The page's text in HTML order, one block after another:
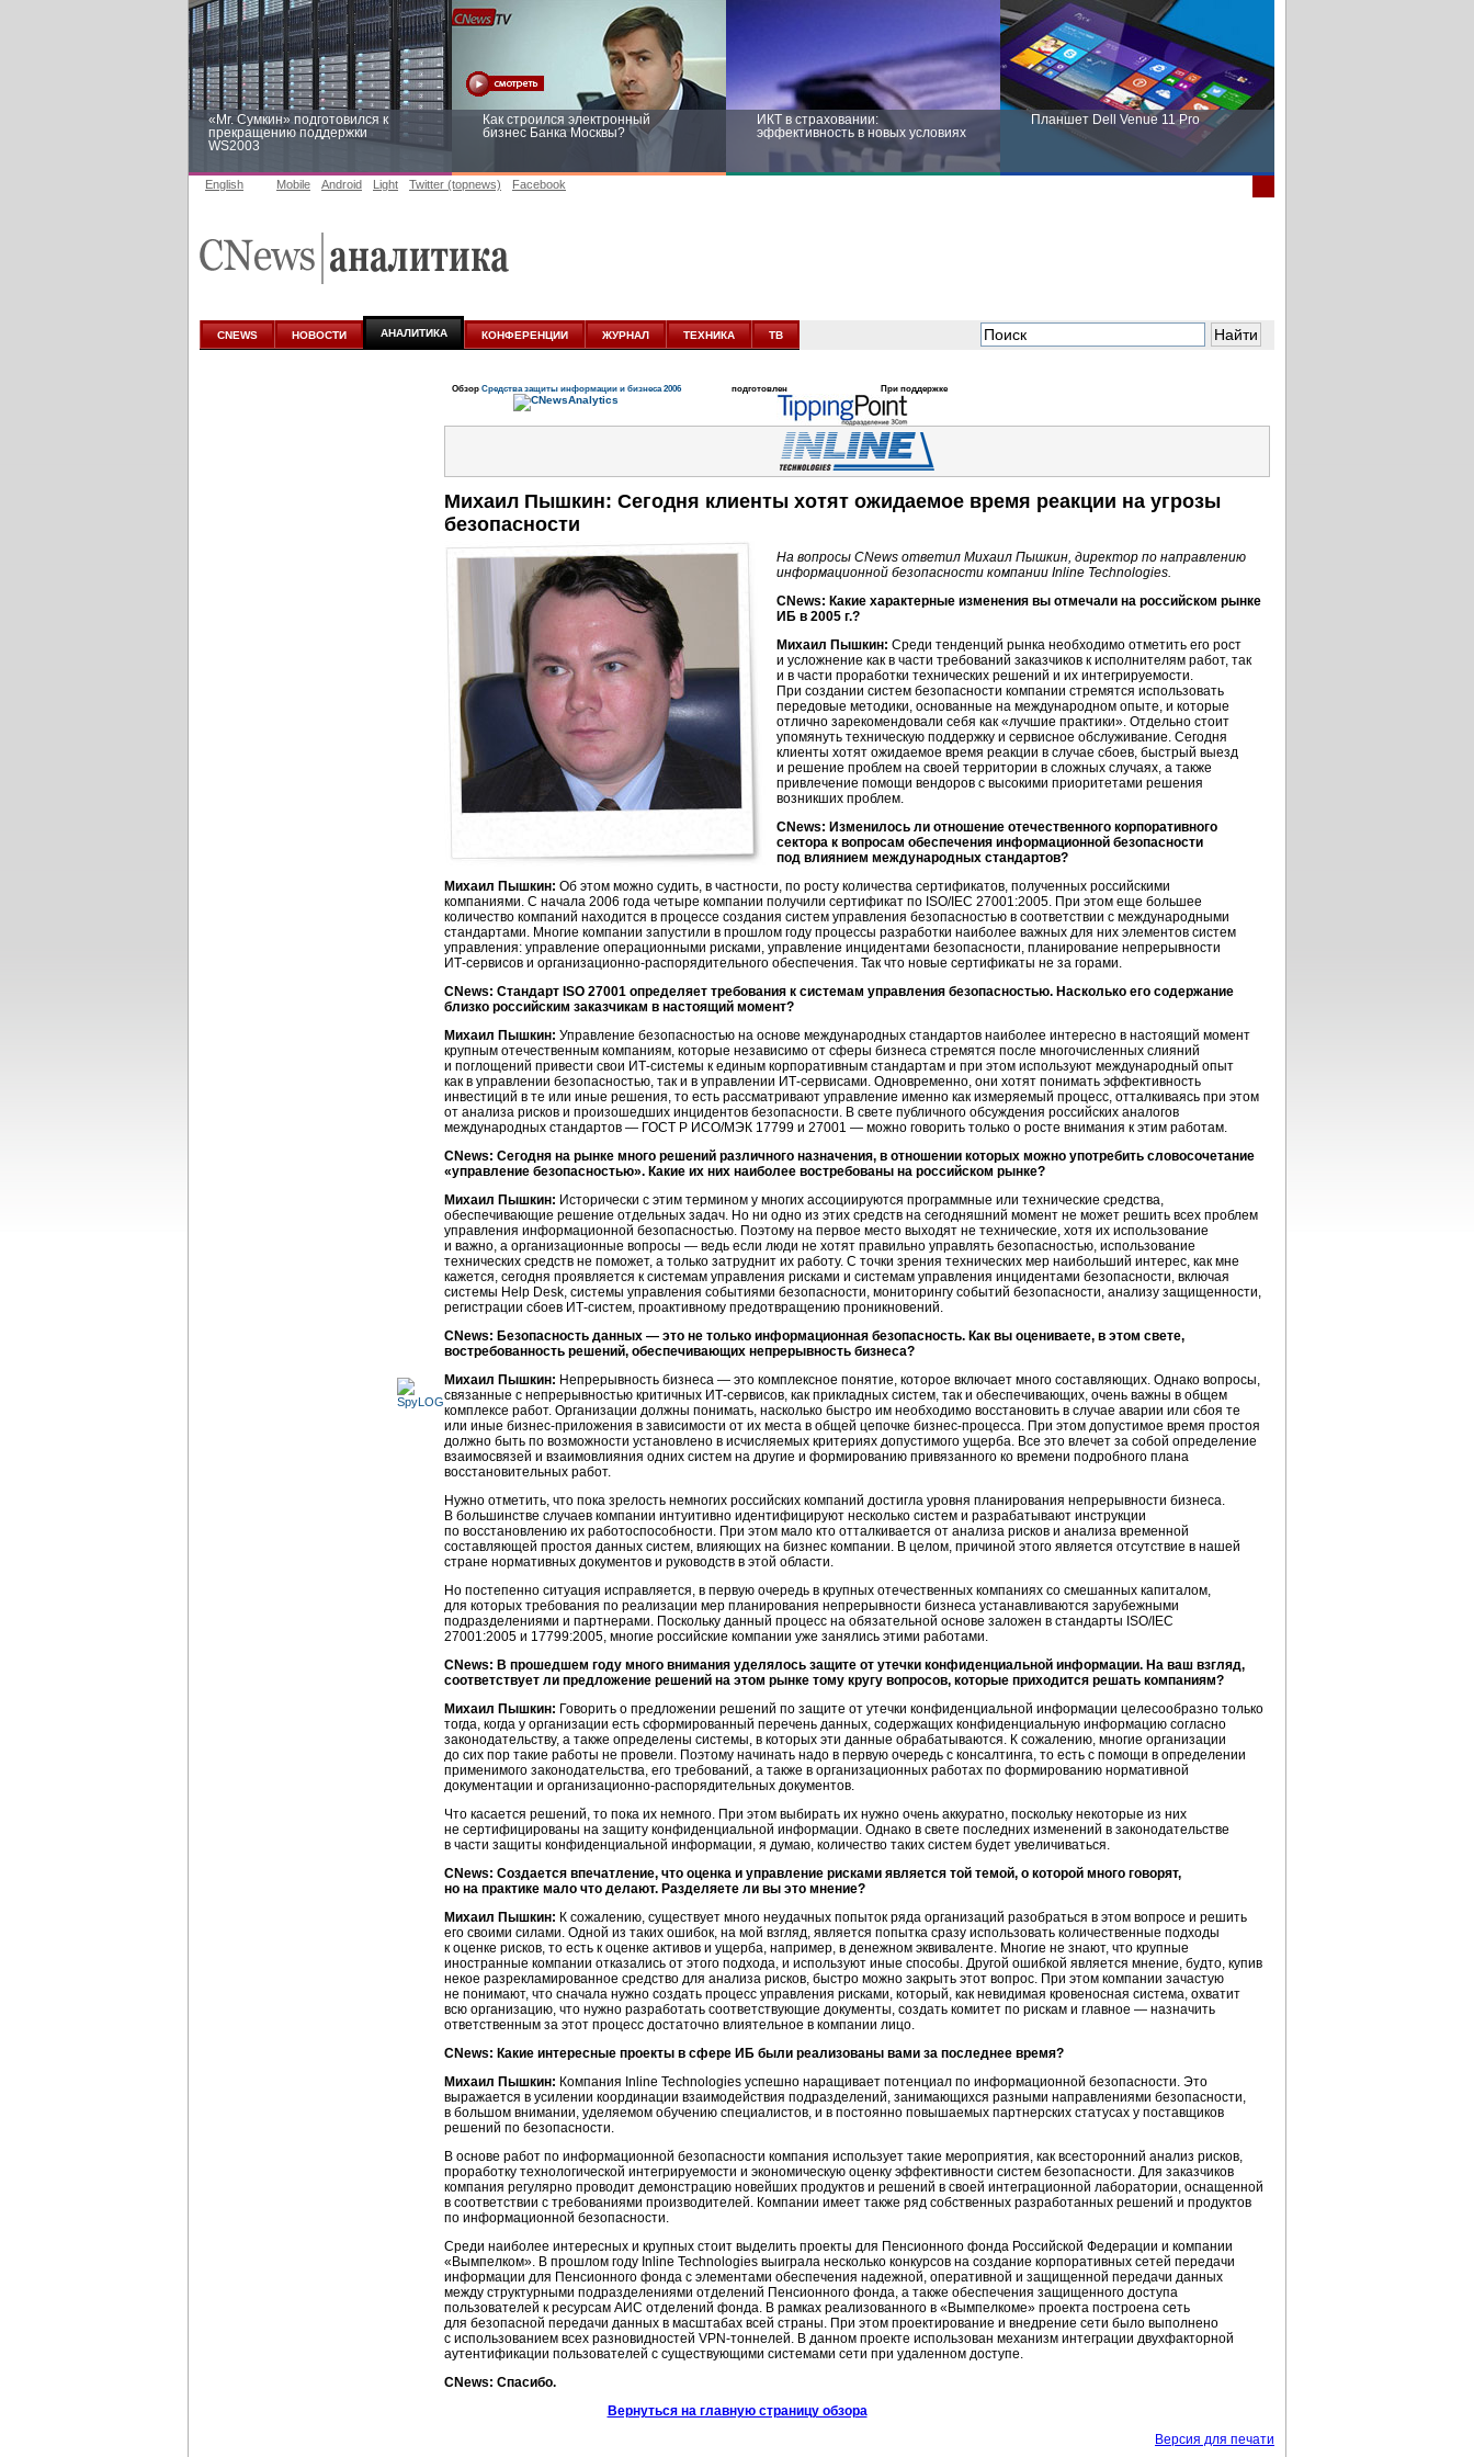
«Mr. Сумкин» подготовился к
прекращению поддержки
WS2003
Как строился электронный
бизнес Банка Москвы?
ИКТ в страховании:
эффективность в новых условиях
Планшет Dell Venue 11 Pro
аналитике
новых условиях
English Mobile Android Light Twitter (topnews) Facebook
CNEWS НОВОСТИ АНАЛИТИКА КОНФЕРЕНЦИИ ЖУРНАЛ ТЕХНИКА ТВ
Обзор Средства защиты информации и бизнеса 2006 подготовлен При поддержке
Михаил Пышкин: Сегодня клиенты хотят ожидаемое время реакции на угрозы
безопасности
На вопросы CNews ответил Михаил Пышкин, директор по направлению
информационной безопасности компании Inline Technologies.
CNews: Какие характерные изменения вы отмечали на российском рынке
ИБ в 2005 г.?
Михаил Пышкин: Среди тенденций рынка необходимо отметить его рост
и усложнение как в части требований заказчиков к исполнителям работ, так
и в части проработки технических решений и их интегрируемости.
При создании систем безопасности компании стремятся использовать
передовые методики, основанные на международном опыте, и которые
отлично зарекомендовали себя как «лучшие практики». Отдельно стоит
упомянуть техническую поддержку и сервисное обслуживание. Сегодня
клиенты хотят ожидаемое время реакции в случае сбоев, быстрый выезд
и решение проблем на своей территории в сложных случаях, а также
привлечение помощи вендоров с высокими приоритетами решения
возникших проблем.
CNews: Изменилось ли отношение отечественного корпоративного
сектора к вопросам обеспечения информационной безопасности
под влиянием международных стандартов?
Михаил Пышкин: Об этом можно судить, в частности, по росту количества сертификатов, полученных российскими
компаниями. С начала 2006 года четыре компании получили сертификат по ISO/IEC 27001:2005. При этом еще большее
количество компаний находится в процессе создания систем управления безопасностью в соответствии с международными
стандартами. Многие компании запустили в прошлом году процессы разработки наиболее важных для них элементов систем
управления: управление операционными рисками, управление инцидентами безопасности, планирование непрерывности
ИТ-сервисов и организационно-распорядительного обеспечения. Так что новые сертификаты не за горами.
CNews: Стандарт ISO 27001 определяет требования к системам управления безопасностью. Насколько его содержание
близко российским заказчикам в настоящий момент?
Михаил Пышкин: Управление безопасностью на основе международных стандартов наиболее интересно в настоящий момент
крупным отечественным компаниям, которые независимо от сферы бизнеса стремятся после многочисленных слияний
и поглощений привести свои ИТ-сиcтемы к единым корпоративным стандартам и при этом используют международный опыт
как в управлении безопасностью, так и в управлении ИТ-сервисами. Одновременно, они хотят понимать эффективность
инвестиций в те или иные решения, то есть рассматривают управление именно как измеряемый процесс, отталкиваясь при этом
от анализа рисков и произошедших инцидентов безопасности. В свете публичного обсуждения российских аналогов
международных стандартов — ГОСТ Р ИСО/МЭК 17799 и 27001 — можно говорить только о росте внимания к этим работам.
CNews: Сегодня на рынке много решений различного назначения, в отношении которых можно употребить словосочетание
«управление безопасностью». Какие их них наиболее востребованы на российском рынке?
Михаил Пышкин: Исторически с этим термином у многих ассоциируются программные или технические средства,
обеспечивающие решение отдельных задач. Но ни одно из этих средств на сегодняшний момент не может решить всех проблем
управления информационной безопасностью. Поэтому на первое место выходят не технические, хотя их использование
и важно, а организационные вопросы — ведь если люди не хотят правильно управлять безопасностью, использование
технических средств не поможет, а только затруднит их работу. С точки зрения технических мер наибольший интерес, как мне
кажется, сегодня проявляется к системам управления рисками и системам управления инцидентами безопасности, включая
системы Help Desk, системы управления событиями безопасности, мониторингу событий безопасности, анализу защищенности,
регистрации сбоев ИТ-систем, проактивному предотвращению проникновений.
CNews: Безопасность данных — это не только информационная безопасность. Как вы оцениваете, в этом свете,
востребованность решений, обеспечивающих непрерывность бизнеса?
Михаил Пышкин: Непрерывность бизнеса — это комплексное понятие, которое включает много составляющих. Однако вопросы,
связанные с непрерывностью критичных ИТ-сервисов, как прикладных систем, так и обеспечивающих, очень важны в общем
комплексе работ. Организации должны понимать, насколько быстро им необходимо восстановить в случае аварии или сбоя те
или иные бизнес-приложения в зависимости от их места в общей цепочке бизнес-процесса. При этом допустимое время простоя
должно быть по возможности установлено в исчисляемых критериях допустимого ущерба. Все это влечет за собой определение
взаимосвязей и взаимовлияния одних систем на другие и формированию привязанного ко времени подробного плана
восстановительных работ.
Нужно отметить, что пока зрелость немногих российских компаний достигла уровня планирования непрерывности бизнеса.
В большинстве случаев компании интуитивно идентифицируют несколько систем и разрабатывают инструкции
по восстановлению их работоспособности. При этом мало кто отталкивается от анализа рисков и анализа временной
составляющей простоя данных систем, влияющих на бизнес компании. В целом, причиной этого является отсутствие в нашей
стране нормативных документов и руководств в этой области.
Но постепенно ситуация исправляется, в первую очередь в крупных отечественных компаниях со смешанных капиталом,
для которых требования по реализации мер планирования непрерывности бизнеса устанавливаются зарубежными
подразделениями и партнерами. Поскольку данный процесс на обязательной основе заложен в стандарты ISO/IEC
27001:2005 и 17799:2005, многие российские компании уже занялись этими работами.
CNews: В прошедшем году много внимания уделялось защите от утечки конфиденциальной информации. На ваш взгляд,
соответствует ли предложение решений на этом рынке тому кругу вопросов, которые приходится решать компаниям?
Михаил Пышкин: Говорить о предложении решений по защите от утечки конфиденциальной информации целесообразно только
тогда, когда у организации есть сформированный перечень данных, содержащих конфиденциальную информацию согласно
законодательству, а также определены системы, в которых эти данные обрабатываются. К сожалению, многие организации
до сих пор такие работы не провели. Поэтому начинать надо в первую очередь с консалтинга, то есть с помощи в определении
применимого законодательства, его требований, а также в организационных работах по формированию нормативной
документации и организационно-распорядительных документов.
Что касается решений, то пока их немного. При этом выбирать их нужно очень аккуратно, поскольку некоторые из них
не сертифицированы на защиту конфиденциальной информации. Однако в свете последних изменений в законодательстве
в части защиты конфиденциальной информации, я думаю, количество таких систем будет увеличиваться.
CNews: Создается впечатление, что оценка и управление рисками является той темой, о которой много говорят,
но на практике мало что делают. Разделяете ли вы это мнение?
Михаил Пышкин: К сожалению, существует много неудачных попыток ряда организаций разобраться в этом вопросе и решить
его своими силами. Одной из таких ошибок, на мой взгляд, является попытка сразу использовать количественные подходы
к оценке рисков, то есть к оценке активов и ущерба, например, в денежном эквиваленте. Многие не знают, что крупные
иностранные компании отказались от этого подхода, и используют иные способы. Другой ошибкой является мнение, будто, купив
некое разрекламированное средство для анализа рисков, быстро можно закрыть этот вопрос. При этом компании зачастую
не понимают, что сначала нужно создать процесс управления рисками, который, как невидимая кровеносная система, охватит
всю организацию, что нужно разработать соответствующие документы, создать комитет по рискам и главное — назначить
ответственным за этот процесс достаточно влиятельное в компании лицо.
CNews: Какие интересные проекты в сфере ИБ были реализованы вами за последнее время?
Михаил Пышкин: Компания Inline Technologies успешно наращивает потенциал по информационной безопасности. Это
выражается в усилении координации взаимодействия подразделений, занимающихся разными направлениями безопасности,
в большом внимании, уделяемом обучению специалистов, и в постоянно повышаемых партнерских статусах у поставщиков
решений по безопасности.
В основе работ по информационной безопасности компания использует такие мероприятия, как всесторонний анализ рисков,
проработку технологической интегрируемости и экономическую оценку эффективности систем безопасности. Для заказчиков
компания регулярно проводит демонстрацию новейших продуктов и решений в своей интеграционной лаборатории, оснащенной
в соответствии с требованиями производителей. Компании имеет также ряд собственных разработанных решений и продуктов
по информационной безопасности.
Среди наиболее интересных и крупных стоит выделить проекты для Пенсионного фонда Российской Федерации и компании
«Вымпелком». В прошлом году Inline Technologies выиграла несколько конкурсов на создание корпоративных сетей передачи
информации для Пенсионного фонда с элементами обеспечения надежной, оперативной и защищенной передачи данных
между структурными подразделениями отделений Пенсионного фонда, а также обеспечения защищенного доступа
пользователей к ресурсам АИС отделений фонда. В рамках реализованного в «Вымпелкоме» проекта построена сеть
для безопасной передачи данных в масштабах всей страны. При этом проектирование и внедрение сети было выполнено
с использованием всех разновидностей VPN-тоннелей. В данном проекте использован механизм интеграции двухфакторной
аутентификации пользователей с существующими системами сети при удаленном доступе.
CNews: Спасибо.
Вернуться на главную страницу обзора
Версия для печати